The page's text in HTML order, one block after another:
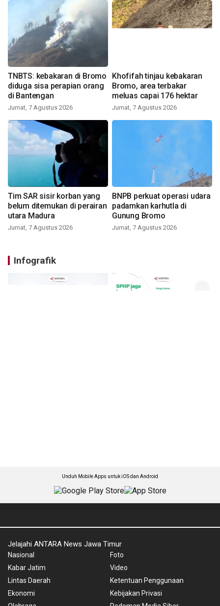
TNBTS: kebakaran di Bromo
diduga sisa perapian orang
di Bantengan
Jumat, 7 Agustus 2026
Khofifah tinjau kebakaran
Bromo, area terbakar
meluas capai 176 hektar
Jumat, 7 Agustus 2026
Tim SAR sisir korban yang
belum ditemukan di perairan
utara Madura
Jumat, 7 Agustus 2026
BNPB perkuat operasi udara
padamkan karhutla di
Gunung Bromo
Jumat, 7 Agustus 2026
Infografik
Unduh Mobile Apps untuk iOS dan Android
Jelajahi ANTARA News Jawa Timur
Nasional
Kabar Jatim
Lintas Daerah
Ekonomi
Foto
Video
Ketentuan Penggunaan
Kebijakan Privasi